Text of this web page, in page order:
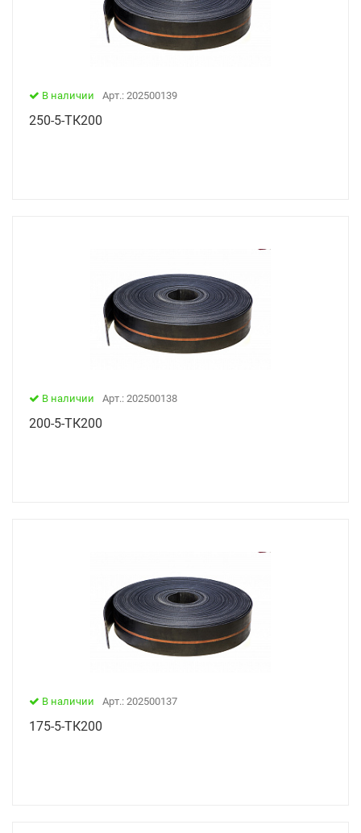
В наличии Арт.: 202500139
250-5-ТК200
В наличии Арт.: 202500138
200-5-ТК200
В наличии Арт.: 202500137
175-5-ТК200